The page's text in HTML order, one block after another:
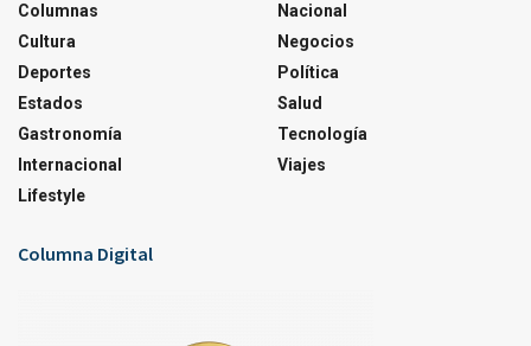
Columnas
Cultura
Deportes
Estados
Gastronomía
Internacional
Lifestyle
Nacional
Negocios
Política
Salud
Tecnología
Viajes
Columna Digital